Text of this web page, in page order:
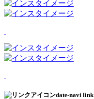
date-navi link